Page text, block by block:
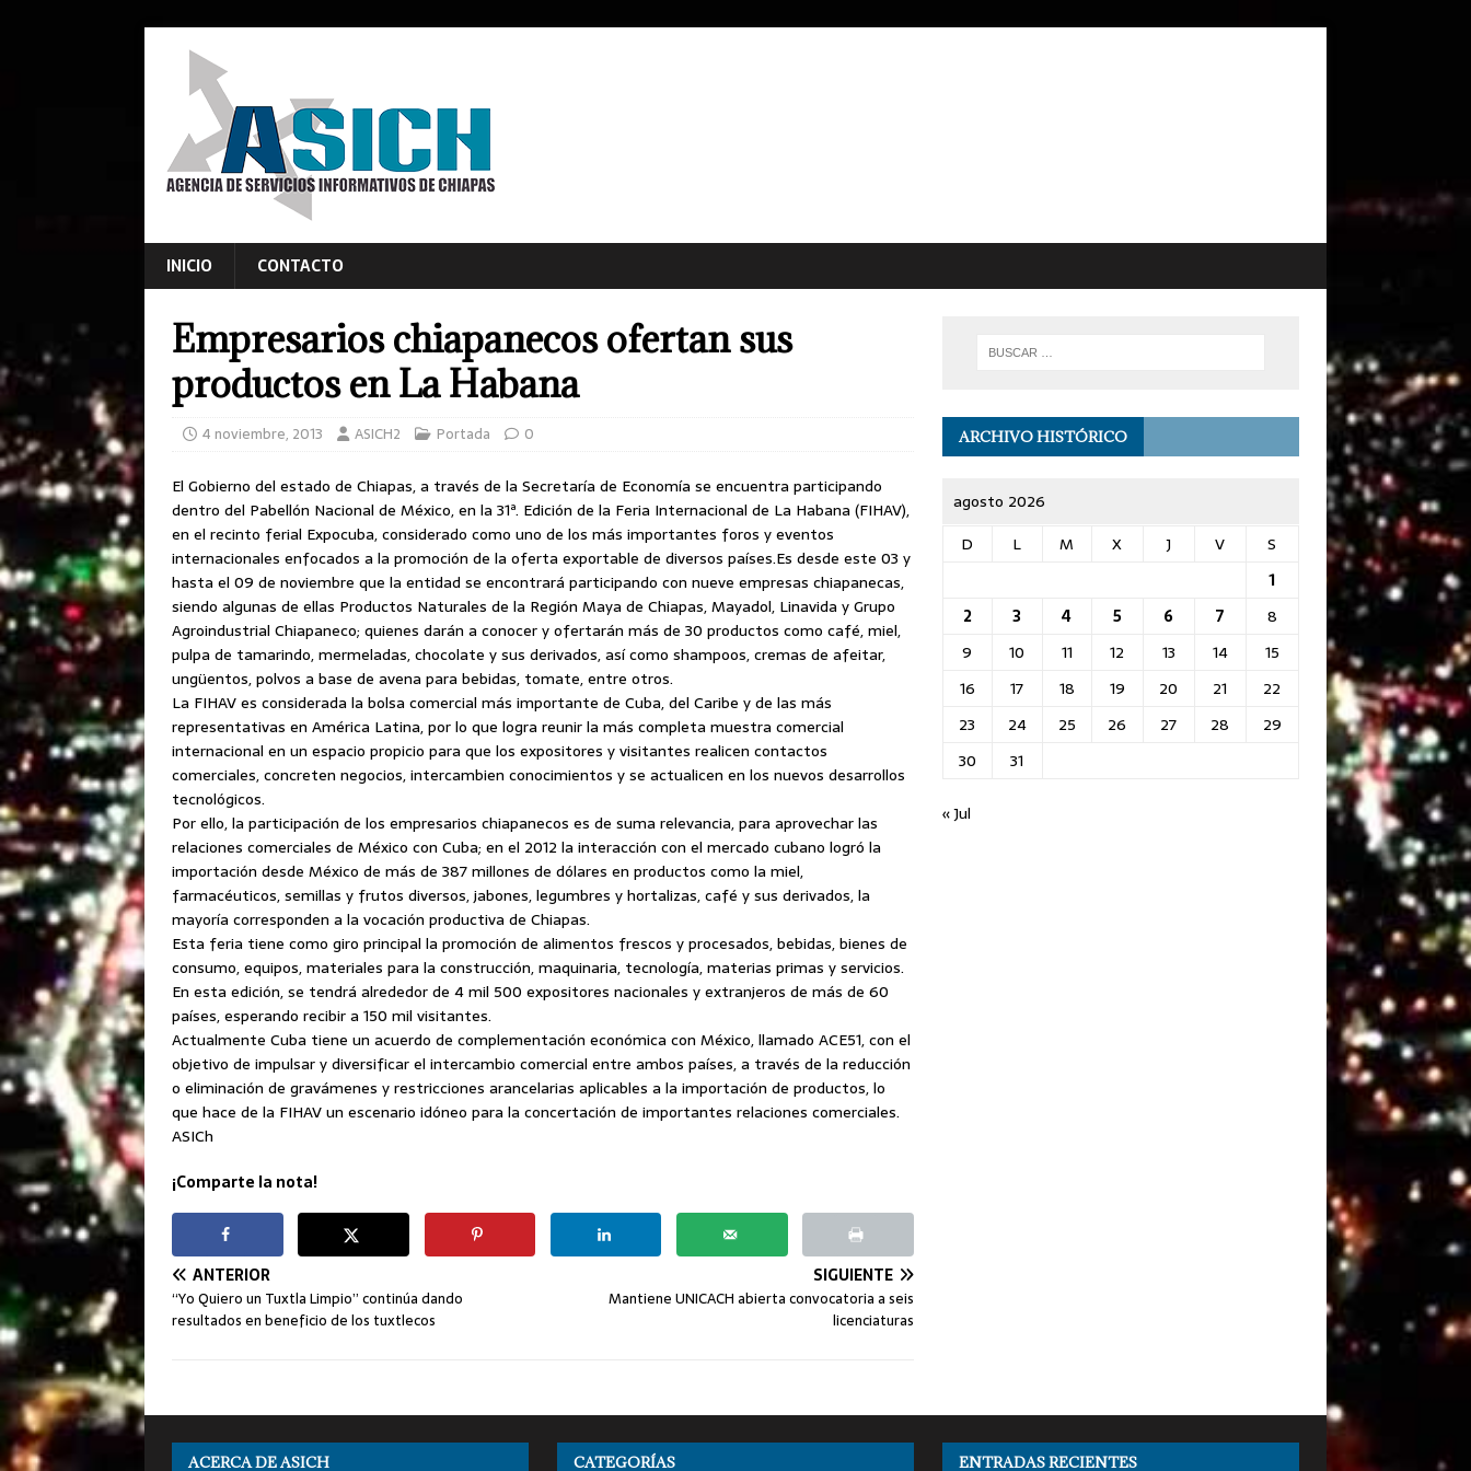
INICIO CONTACTO
Empresarios chiapanecos ofertan sus
productos en La Habana
4 noviembre, 2013 ASICH2 Portada 0
El Gobierno del estado de Chiapas, a través de la Secretaría de Economía se encuentra participando
dentro del Pabellón Nacional de México, en la 31ª. Edición de la Feria Internacional de La Habana (FIHAV),
en el recinto ferial Expocuba, considerado como uno de los más importantes foros y eventos
internacionales enfocados a la promoción de la oferta exportable de diversos países.Es desde este 03 y
hasta el 09 de noviembre que la entidad se encontrará participando con nueve empresas chiapanecas,
siendo algunas de ellas Productos Naturales de la Región Maya de Chiapas, Mayadol, Linavida y Grupo
Agroindustrial Chiapaneco; quienes darán a conocer y ofertarán más de 30 productos como café, miel,
pulpa de tamarindo, mermeladas, chocolate y sus derivados, así como shampoos, cremas de afeitar,
ungüentos, polvos a base de avena para bebidas, tomate, entre otros.
La FIHAV es considerada la bolsa comercial más importante de Cuba, del Caribe y de las más
representativas en América Latina, por lo que logra reunir la más completa muestra comercial
internacional en un espacio propicio para que los expositores y visitantes realicen contactos
comerciales, concreten negocios, intercambien conocimientos y se actualicen en los nuevos desarrollos
tecnológicos.
Por ello, la participación de los empresarios chiapanecos es de suma relevancia, para aprovechar las
relaciones comerciales de México con Cuba; en el 2012 la interacción con el mercado cubano logró la
importación desde México de más de 387 millones de dólares en productos como la miel,
farmacéuticos, semillas y frutos diversos, jabones, legumbres y hortalizas, café y sus derivados, la
mayoría corresponden a la vocación productiva de Chiapas.
Esta feria tiene como giro principal la promoción de alimentos frescos y procesados, bebidas, bienes de
consumo, equipos, materiales para la construcción, maquinaria, tecnología, materias primas y servicios.
En esta edición, se tendrá alrededor de 4 mil 500 expositores nacionales y extranjeros de más de 60
países, esperando recibir a 150 mil visitantes.
Actualmente Cuba tiene un acuerdo de complementación económica con México, llamado ACE51, con el
objetivo de impulsar y diversificar el intercambio comercial entre ambos países, a través de la reducción
o eliminación de gravámenes y restricciones arancelarias aplicables a la importación de productos, lo
que hace de la FIHAV un escenario idóneo para la concertación de importantes relaciones comerciales.
ASICh
¡Comparte la nota!
ANTERIOR
“Yo Quiero un Tuxtla Limpio” continúa dando
resultados en beneficio de los tuxtlecos
SIGUIENTE
Mantiene UNICACH abierta convocatoria a seis
licenciaturas
ARCHIVO HISTÓRICO
agosto 2026
D
L M X J V
S
1
2
3 4 5 6 7
8
9
10 11 12 13 14
15
16
17 18 19 20 21
22
23
24 25 26 27 28
29
30
31
« Jul
ACERCA DE ASICH CATEGORÍAS ENTRADAS RECIENTES